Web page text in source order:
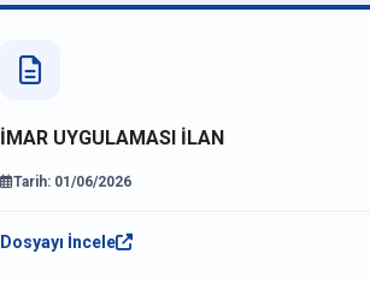
İMAR UYGULAMASI İLAN
Tarih: 01/06/2026
Dosyayı İncele